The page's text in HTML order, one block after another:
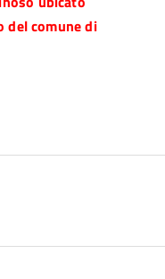
del comune di